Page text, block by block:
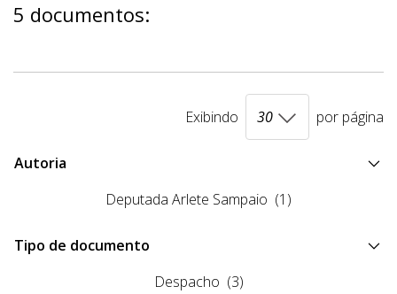
5 documentos:
Exibindo por página
Autoria
Deputada Arlete Sampaio (1)
Tipo de documento
Despacho (3)